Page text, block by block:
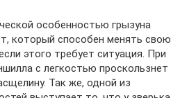
особенностью грызуна
который способен менять свою
этого требует ситуация. При
с легкостью проскользнет
Так же, одной из